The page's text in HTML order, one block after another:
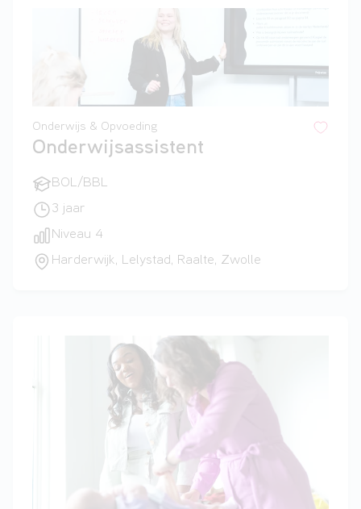
Onderwijs & Opvoeding
Onderwijsassistent
BOL/BBL
3 jaar
Niveau 4
Harderwijk, Lelystad, Raalte, Zwolle